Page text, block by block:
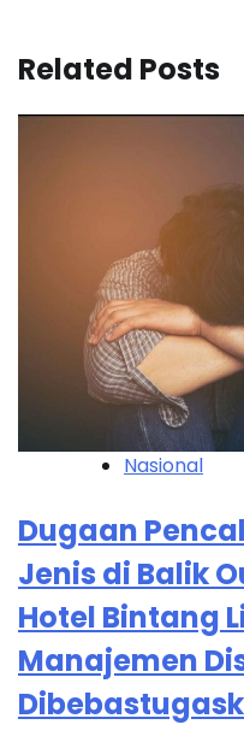
Related Posts
Nasional
Dugaan
Jenis di Balik
Hotel Bintang
Manajemen